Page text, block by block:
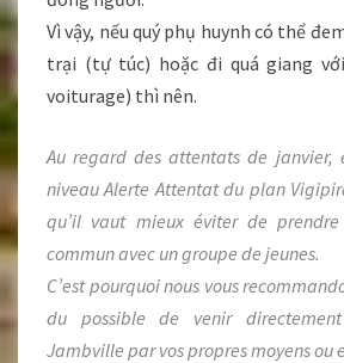
Vì vậy, nếu quý phụ huynh có thể
trại (tự túc) hoặc đi quá giang
voiturage) thì nên.
Au regard des attentats de
niveau Alerte Attentat du plan
qu’il vaut mieux éviter de
commun avec un groupe de jeunes.
C’est pourquoi nous vous
du possible de venir
Jambville par vos propres moyens ou